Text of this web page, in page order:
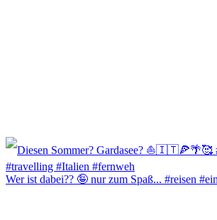
Wer ist dabei?? 🤪 nur zum Spaß... #reisen